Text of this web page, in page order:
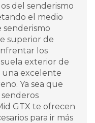
del senderismo
el medio
senderismo
superior de
los
exterior de
excelente
Ya sea que
GTX te ofrecen
para ir más